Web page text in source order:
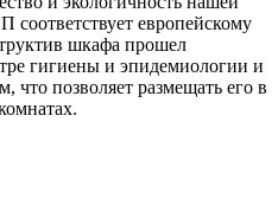
европейскому
шкафа прошел
гигиены и эпидемиологии и
позволяет размещать его в